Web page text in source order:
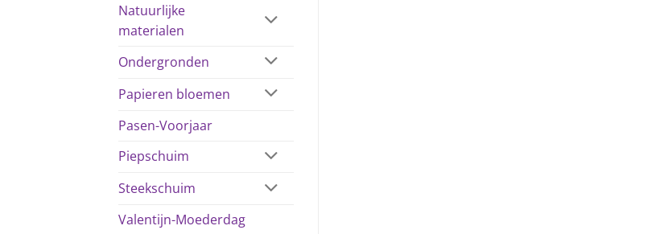
Natuurlijke
materialen
Ondergronden
Papieren bloemen
Pasen-Voorjaar
Piepschuim
Steekschuim
Valentijn-Moederdag